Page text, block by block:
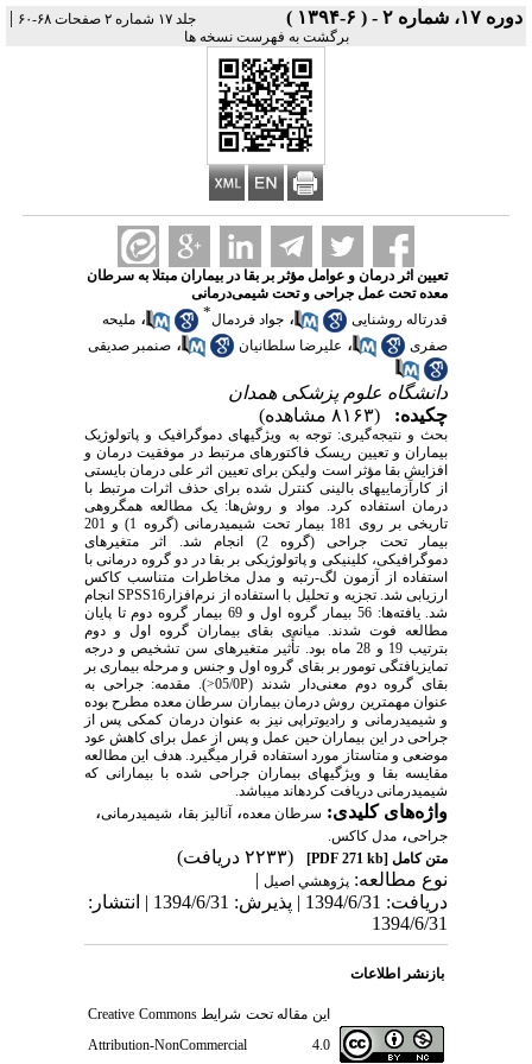
دوره ۱۷، شماره ۲ - ( ۶-۱۳۹۴ ) جلد ۱۷ شماره ۲ صفحات ۶۸-۶۰ |
برگشت به فهرست نسخه ها
تعیین اثر درمان و عوامل مؤثر بر بقا در بیماران مبتلا به سرطان
معده تحت عمل جراحی و تحت شیمی‌درمانی
قدرت‎اله روشنایی
، جواد فردمال* ، ملیحه
صفری
، علیرضا سلطانیان ، صنمبر صدیقی
دانشگاه علوم پزشکی همدان
چکیده:
(۸۱۶۳ مشاهده)
بحث و نتیجه‌گیری: توجه به ویژگی‎های دموگرافیک و پاتولوژیک
بیماران و تعیین ریسک فاکتورهای مرتبط در موفقیت درمان و
افزایش بقا مؤثر است ولیکن برای تعیین اثر علی درمان بایستی
از کارآزمایی‎های بالینی کنترل شده برای حذف اثرات مرتبط با
درمان استفاده کرد. مواد و روش‌ها: یک مطالعه همگروهی
تاریخی بر روی 181 بیمار تحت شیمی‎درمانی (گروه 1) و 201
بیمار تحت جراحی (گروه 2) انجام شد. اثر متغیرهای
دموگرافیکی، کلینیکی و پاتولوژیکی بر بقا در دو گروه درمانی با
استفاده از آزمون لگ-رتبه و مدل مخاطرات متناسب کاکس
ارزیابی شد. تجزیه و تحلیل با استفاده از نرم‌افزارSPSS16 انجام
شد. یافته‌ها: 56 بیمار گروه اول و 69 بیمار گروه دوم تا پایان
مطالعه فوت شدند. میانه‌ی بقای بیماران گروه اول و دوم
بترتیب 19 و 28 ماه بود. تأًثیر متغیرهای سن تشخیص و درجه
تمایزیافتگی تومور بر بقای گروه اول و جنس و مرحله بیماری بر
بقای گروه دوم معنی‌دار شدند (05/0P<). مقدمه: جراحی به
عنوان مهمترین روش درمان بیماران سرطان معده مطرح بوده
و شیمی‎درمانی و رادیوتراپی نیز به عنوان درمان کمکی پس از
جراحی در این بیماران حین عمل و پس از عمل برای کاهش عود
موضعی و متاستاز مورد استفاده قرار می‎گیرد. هدف این مطالعه
مقایسه بقا و ویژگی‎های بیماران جراحی شده با بیمارانی که
شیمی‎درمانی دریافت کرده‎اند می‎باشد.
واژه‌های کلیدی: سرطان معده، آنالیز بقا، شیمی‎درمانی ،
جراحی، مدل کاکس.
متن کامل[PDF 271 kb]
(۲۲۳۳ دریافت)
نوع مطالعه: پژوهشي اصیل |
دریافت: 1394/6/31 | پذیرش: 1394/6/31 | انتشار:
1394/6/31
بازنشر اطلاعات
این مقاله تحت شرایطCreative Commons
Attribution-NonCommercial 4.0